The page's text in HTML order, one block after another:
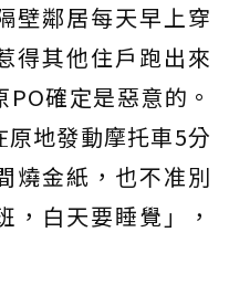
壁鄰居每天早上穿
得其他住戶跑出來
確定是惡意的。
地發動摩托車5分
燒金紙，也不准別
，白天要睡覺」，